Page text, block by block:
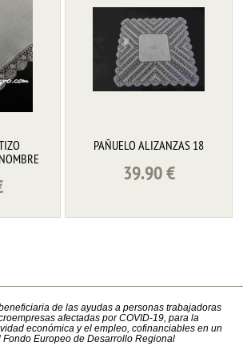
PAÑUELO ALIZANZAS 18
39.90€
de las ayudas a personas trabajadoras
afectadas por COVID-19, para la
económica y el empleo, cofinanciables en un
Fondo Europeo de Desarrollo Regional